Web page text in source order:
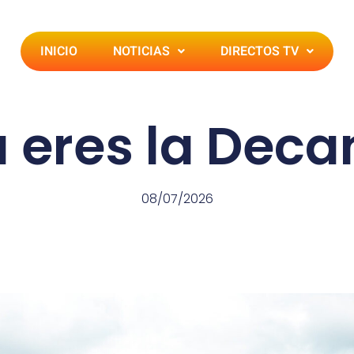
INICIO NOTICIAS DIRECTOS TV
eres la
08/07/2026